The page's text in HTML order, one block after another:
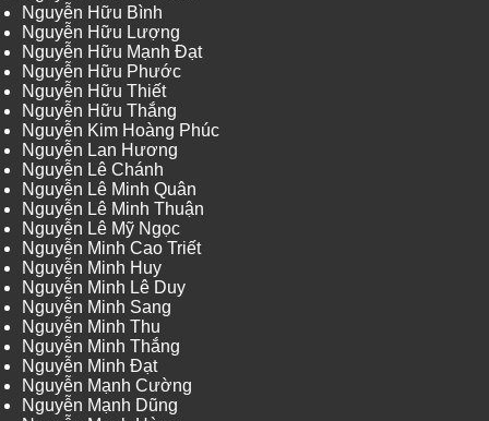
Nguyễn Hữu Bình
Nguyễn Hữu Lượng
Nguyễn Hữu Mạnh Đạt
Nguyễn Hữu Phước
Nguyễn Hữu Thiết
Nguyễn Hữu Thắng
Nguyễn Kim Hoàng Phúc
Nguyễn Lan Hương
Nguyễn Lê Chánh
Nguyễn Lê Minh Quân
Nguyễn Lê Minh Thuận
Nguyễn Lê Mỹ Ngọc
Nguyễn Minh Cao Triết
Nguyễn Minh Huy
Nguyễn Minh Lê Duy
Nguyễn Minh Sang
Nguyễn Minh Thu
Nguyễn Minh Thắng
Nguyễn Minh Đạt
Nguyễn Mạnh Cường
Nguyễn Mạnh Dũng